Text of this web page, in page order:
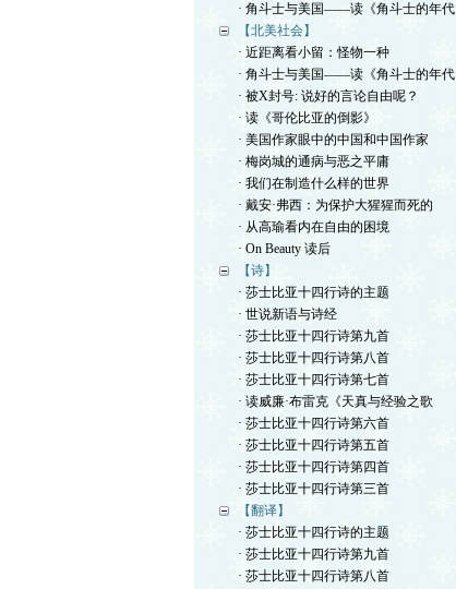
· 角斗士与美国——读《角斗士的年代
【北美社会】
· 近距离看小留：怪物一种
· 角斗士与美国——读《角斗士的年代
· 被X封号: 说好的言论自由呢？
· 读《哥伦比亚的倒影》
· 美国作家眼中的中国和中国作家
· 梅岗城的通病与恶之平庸
· 我们在制造什么样的世界
· 戴安·弗西：为保护大猩猩而死的
· 从高瑜看内在自由的困境
· On Beauty 读后
【诗】
· 莎士比亚十四行诗的主题
· 世说新语与诗经
· 莎士比亚十四行诗第九首
· 莎士比亚十四行诗第八首
· 莎士比亚十四行诗第七首
· 读威廉·布雷克《天真与经验之歌
· 莎士比亚十四行诗第六首
· 莎士比亚十四行诗第五首
· 莎士比亚十四行诗第四首
· 莎士比亚十四行诗第三首
【翻译】
· 莎士比亚十四行诗的主题
· 莎士比亚十四行诗第九首
· 莎士比亚十四行诗第八首